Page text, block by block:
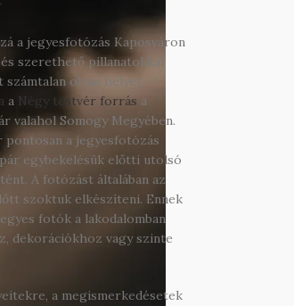
a jegyesfotózás Kaposváron
szerethető pillanatokkal
olyan helyet
a Négy testvér forrás a
valahol Somogy Megyében.
pontosan a jegyesfotózás
egybekelésük előtti utolsó
A fotózást általában az
szoktuk elkészíteni. Ennek
fotók a lakodalomban
dekorációkhoz vagy szinte
a megismerkedésetek